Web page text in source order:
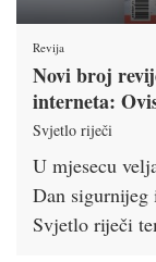
Revija
Novi broj
interneta:
Svjetlo riječi
U mjesecu
Dan
Svjetlo riječi